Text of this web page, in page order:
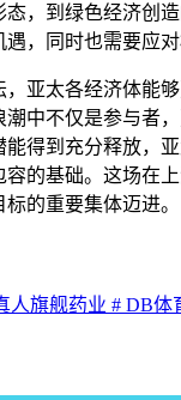
，到绿色经济创
，同时也需要应对
亚太各经济体能
中不仅是参与者
能得到充分释放，
的基础。这场在
的重要集体迈进。
人旗舰药业 # DB体